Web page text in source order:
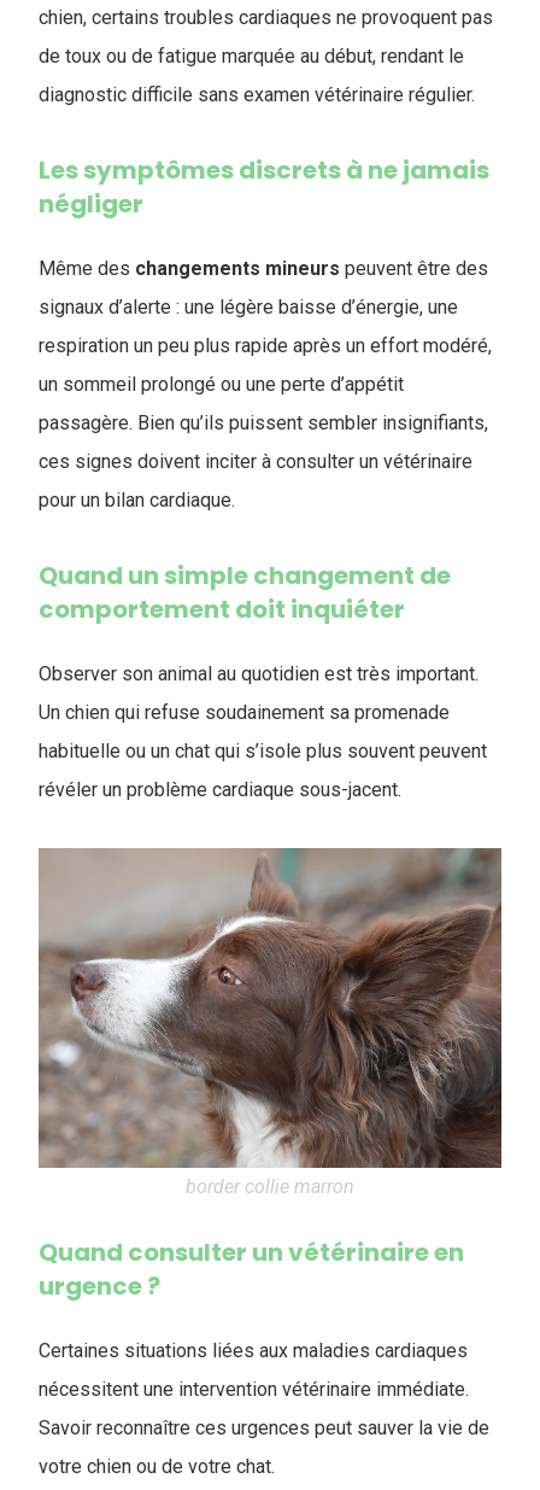
chien, certains troubles cardiaques ne provoquent pas
de toux ou de fatigue marquée au début, rendant le
diagnostic difficile sans examen vétérinaire régulier.
Les symptômes discrets à ne jamais
négliger
Même des changements mineurs peuvent être des
signaux d’alerte : une légère baisse d’énergie, une
respiration un peu plus rapide après un effort modéré,
un sommeil prolongé ou une perte d’appétit
passagère. Bien qu’ils puissent sembler insignifiants,
ces signes doivent inciter à consulter un vétérinaire
pour un bilan cardiaque.
Quand un simple changement de
comportement doit inquiéter
Observer son animal au quotidien est très important.
Un chien qui refuse soudainement sa promenade
habituelle ou un chat qui s’isole plus souvent peuvent
révéler un problème cardiaque sous-jacent.
border collie marron
Quand consulter un vétérinaire en
urgence ?
Certaines situations liées aux maladies cardiaques
nécessitent une intervention vétérinaire immédiate.
Savoir reconnaître ces urgences peut sauver la vie de
votre chien ou de votre chat.